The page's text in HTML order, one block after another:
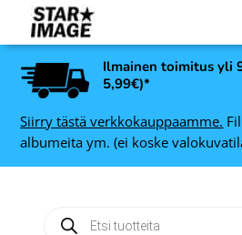
Ilmainen toimitus yli
5,99€)*
Siirry tästä verkkokauppaamme.
albumeita ym. (ei koske
search